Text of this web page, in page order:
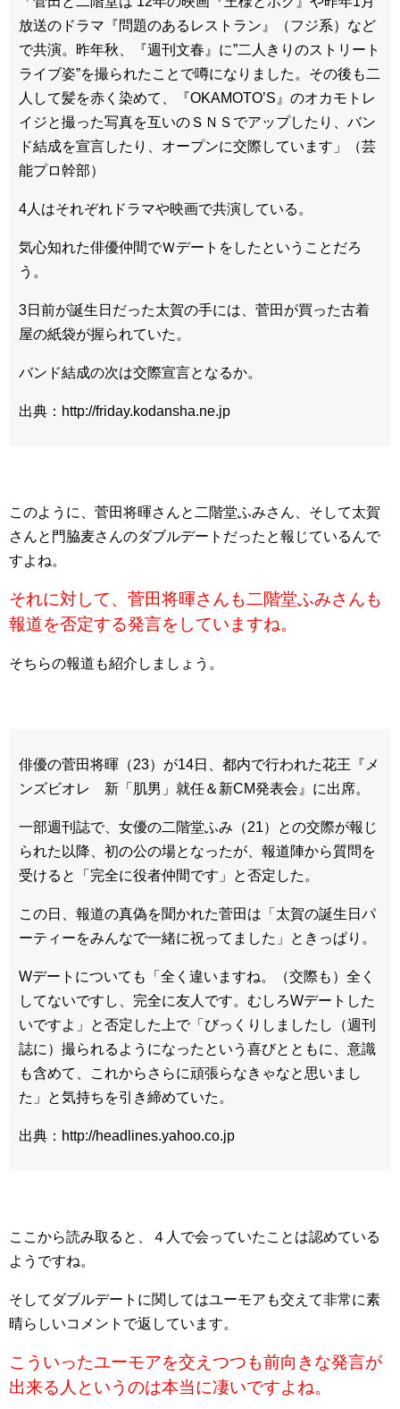
放送のドラマ『問題のあるレストラン』（フジ系）など
で共演。昨年秋、『週刊文春』に”二人きりのストリート
ライブ姿”を撮られたことで噂になりました。その後も二
人して髪を赤く染めて、『OKAMOTO’S』のオカモトレ
イジと撮った写真を互いのＳＮＳでアップしたり、バン
ド結成を宣言したり、オープンに交際しています」（芸
能プロ幹部）
4人はそれぞれドラマや映画で共演している。
気心知れた俳優仲間でＷデートをしたということだろ
う。
3日前が誕生日だった太賀の手には、菅田が買った古着
屋の紙袋が握られていた。
バンド結成の次は交際宣言となるか。
出典：http://friday.kodansha.ne.jp
このように、菅田将暉さんと二階堂ふみさん、そして太賀
さんと門脇麦さんのダブルデートだったと報じているんで
すよね。
それに対して、菅田将暉さんも二階堂ふみさんも
報道を否定する発言をしていますね。
そちらの報道も紹介しましょう。
俳優の菅田将暉（23）が14日、都内で行われた花王『メ
ンズビオレ 新「肌男」就任＆新CM発表会』に出席。
一部週刊誌で、女優の二階堂ふみ（21）との交際が報じ
られた以降、初の公の場となったが、報道陣から質問を
受けると「完全に役者仲間です」と否定した。
この日、報道の真偽を聞かれた菅田は「太賀の誕生日パ
ーティーをみんなで一緒に祝ってました」ときっぱり。
Wデートについても「全く違いますね。（交際も）全く
してないですし、完全に友人です。むしろWデートした
いですよ」と否定した上で「びっくりしましたし（週刊
誌に）撮られるようになったという喜びとともに、意識
も含めて、これからさらに頑張らなきゃなと思いまし
た」と気持ちを引き締めていた。
出典：http://headlines.yahoo.co.jp
ここから読み取ると、４人で会っていたことは認めている
ようですね。
そしてダブルデートに関してはユーモアも交えて非常に素
晴らしいコメントで返しています。
こういったユーモアを交えつつも前向きな発言が
出来る人というのは本当に凄いですよね。